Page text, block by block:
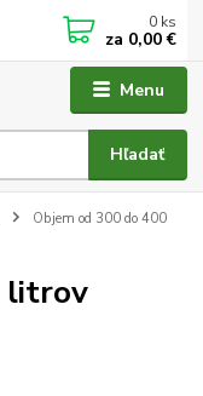
Menu
Hľadať
0 ks
za 0,00 €
Objem od 300 do 400
litrov